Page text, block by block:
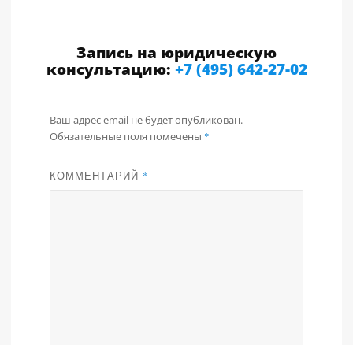
Запись на юридическую
консультацию: +7 (495) 642-27-02
Ваш адрес email не будет опубликован.
Обязательные поля помечены *
КОММЕНТАРИЙ *